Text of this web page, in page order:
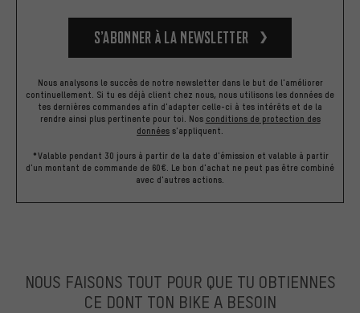
S’abonner à la newsletter
Nous analysons le succès de notre newsletter dans le but de l'améliorer
continuellement. Si tu es déjà client chez nous, nous utilisons les données de
tes dernières commandes afin d'adapter celle-ci à tes intérêts et de la
rendre ainsi plus pertinente pour toi. Nos conditions de protection des
données s'appliquent.
*Valable pendant 30 jours à partir de la date d'émission et valable à partir
d'un montant de commande de 60€. Le bon d'achat ne peut pas être combiné
avec d'autres actions.
NOUS FAISONS TOUT POUR QUE TU OBTIENNES
CE DONT TON BIKE A BESOIN